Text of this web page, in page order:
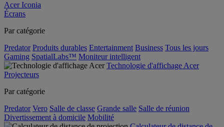
Acer Iconia
Écrans
Par catégorie
Predator Produits durables Entertainment Business Tous les jours
Gaming SpatialLabs™ Moniteur intelligent
Technologie d'affichage Acer
Projecteurs
Par catégorie
Predator Vero Salle de classe Grande salle Salle de réunion
Divertissement à domicile Mobilité